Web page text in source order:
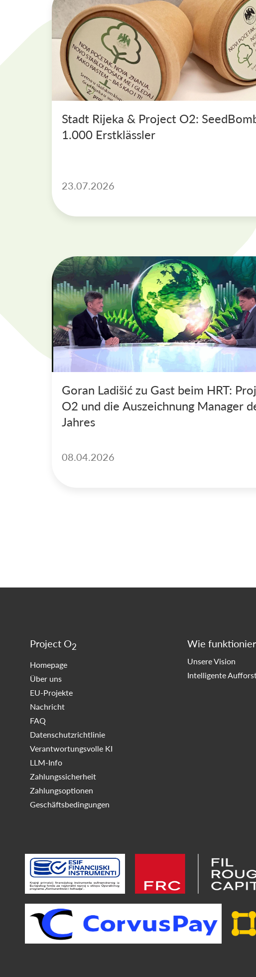
Stadt Rijeka & Project O2:
1.000 Erstklässler
23.07.2026
Goran Ladišić zu Gast beim HRT:
O2 und die Auszeichnung Manager
Jahres
08.04.2026
Project O2
Homepage
Über uns
EU-Projekte
Nachricht
FAQ
Datenschutzrichtlinie
Verantwortungsvolle KI
LLM-Info
Zahlungssicherheit
Zahlungsoptionen
Geschäftsbedingungen
Wie
Unsere Vision
Intelligente